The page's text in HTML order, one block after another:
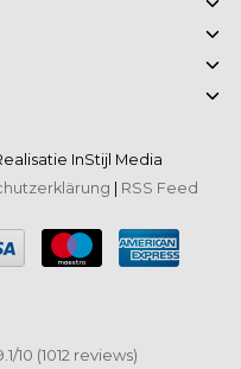
InStijl Media
RSS Feed
10 (1012 reviews)